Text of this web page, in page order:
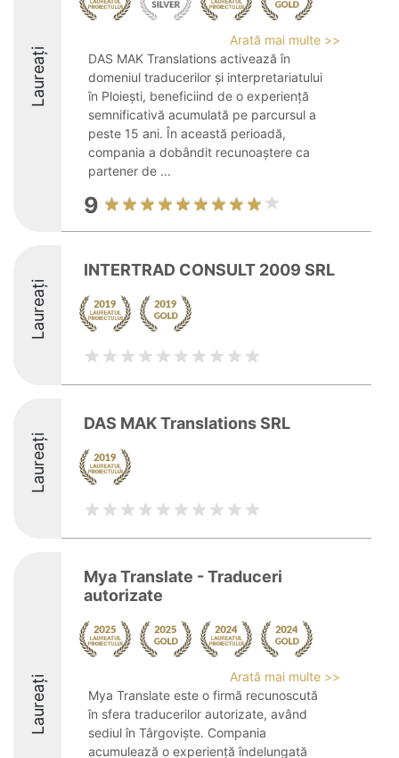
Laureați
Arată mai multe >>
DAS MAK Translations activează în
domeniul traducerilor și interpretariatului
în Ploiești, beneficiind de o experiență
semnificativă acumulată pe parcursul a
peste 15 ani. În această perioadă,
compania a dobândit recunoaștere ca
partener de ...
9
Laureați
INTERTRAD CONSULT 2009 SRL
Laureați
DAS MAK Translations SRL
Laureați
Mya Translate - Traduceri
autorizate
Arată mai multe >>
Mya Translate este o firmă recunoscută
în sfera traducerilor autorizate, având
sediul în Târgoviște. Compania
acumulează o experiență îndelungată